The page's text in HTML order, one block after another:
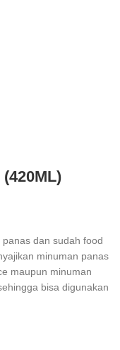
dan sudah food
minuman panas
maupun minuman
bisa digunakan